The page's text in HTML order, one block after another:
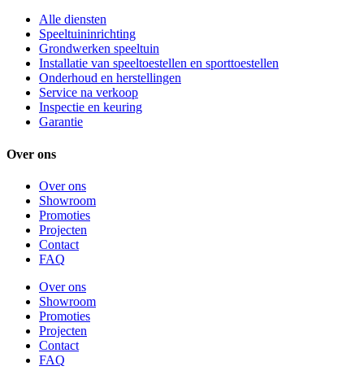
Alle diensten
Speeltuininrichting
Grondwerken speeltuin
Installatie van speeltoestellen en sporttoestellen
Onderhoud en herstellingen
Service na verkoop
Inspectie en keuring
Garantie
Over ons
Over ons
Showroom
Promoties
Projecten
Contact
FAQ
Over ons
Showroom
Promoties
Projecten
Contact
FAQ